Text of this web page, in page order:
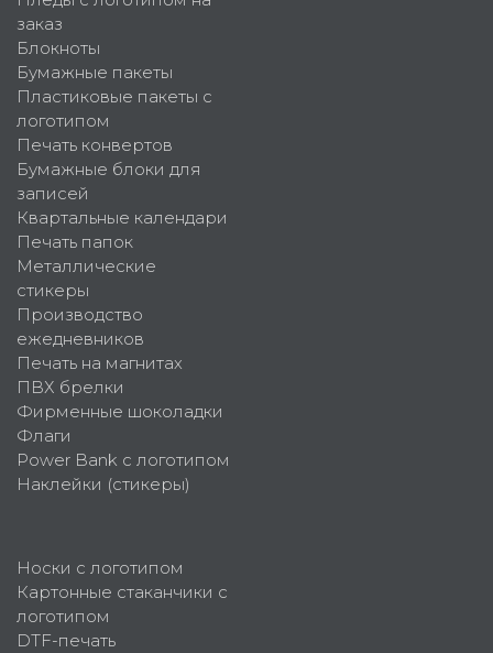
заказ
Блокноты
Бумажные пакеты
Пластиковые пакеты с
логотипом
Печать конвертов
Бумажные блоки для
записей
Квартальные календари
Печать папок
Металлические
стикеры
Производство
ежедневников
Печать на магнитах
ПВХ брелки
Фирменные шоколадки
Флаги
Power Bank с логотипом
Наклейки (стикеры)
Носки с логотипом
Картонные стаканчики с
логотипом
DTF-печать